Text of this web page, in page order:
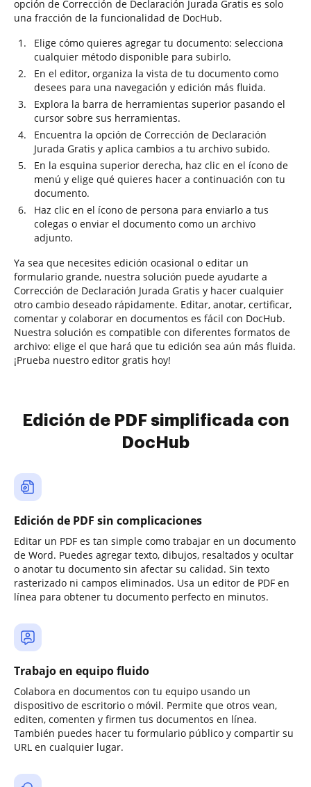
opción de Corrección de Declaración Jurada Gratis es solo
una fracción de la funcionalidad de DocHub.
Elige cómo quieres agregar tu documento: selecciona
cualquier método disponible para subirlo.
En el editor, organiza la vista de tu documento como
desees para una navegación y edición más fluida.
Explora la barra de herramientas superior pasando el
cursor sobre sus herramientas.
Encuentra la opción de Corrección de Declaración
Jurada Gratis y aplica cambios a tu archivo subido.
En la esquina superior derecha, haz clic en el ícono de
menú y elige qué quieres hacer a continuación con tu
documento.
Haz clic en el ícono de persona para enviarlo a tus
colegas o enviar el documento como un archivo
adjunto.
Ya sea que necesites edición ocasional o editar un
formulario grande, nuestra solución puede ayudarte a
Corrección de Declaración Jurada Gratis y hacer cualquier
otro cambio deseado rápidamente. Editar, anotar, certificar,
comentar y colaborar en documentos es fácil con DocHub.
Nuestra solución es compatible con diferentes formatos de
archivo: elige el que hará que tu edición sea aún más fluida.
¡Prueba nuestro editor gratis hoy!
Edición de PDF simplificada con
DocHub
Edición de PDF sin complicaciones
Editar un PDF es tan simple como trabajar en un documento
de Word. Puedes agregar texto, dibujos, resaltados y ocultar
o anotar tu documento sin afectar su calidad. Sin texto
rasterizado ni campos eliminados. Usa un editor de PDF en
línea para obtener tu documento perfecto en minutos.
Trabajo en equipo fluido
Colabora en documentos con tu equipo usando un
dispositivo de escritorio o móvil. Permite que otros vean,
editen, comenten y firmen tus documentos en línea.
También puedes hacer tu formulario público y compartir su
URL en cualquier lugar.